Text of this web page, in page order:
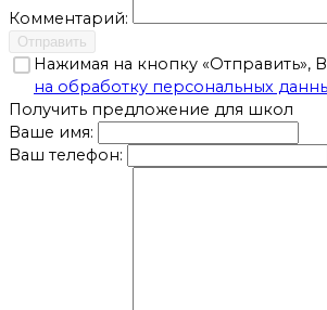
Комментарий:
Отправить
Нажимая на кнопку «Отправить»,
на обработку персональных
Получить предложение для школ
Ваше имя:
Ваш телефон: